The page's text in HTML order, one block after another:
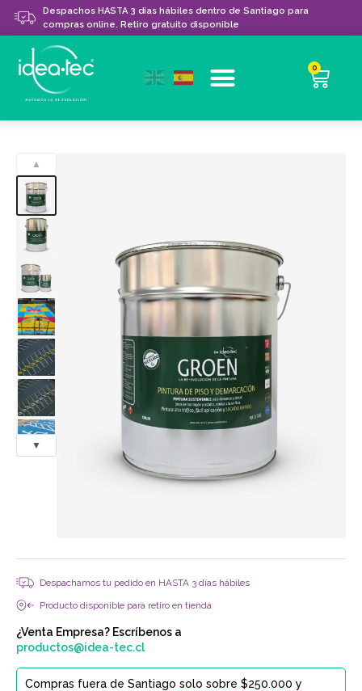
Despachos HASTA 3 días hábiles dentro de Santiago para
compras online. Retiro gratuito disponible
0
▲
▼
Despachamos tu pedido en HASTA 3 días hábiles
Producto disponible para retiro en tienda
¿Venta Empresa? Escríbenos a
productos@idea-tec.cl
Compras fuera de Santiago solo sobre $250.000 y